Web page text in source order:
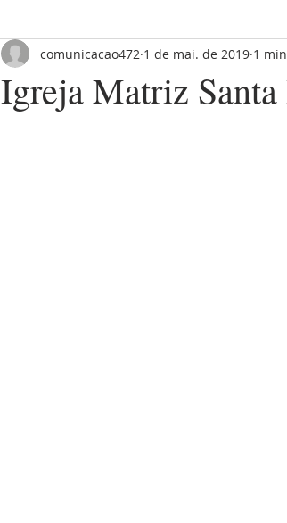
Igreja no Mundo Liturgia
Igreja Matriz Santa
comunicacao472 1 de mai. de 2019 1